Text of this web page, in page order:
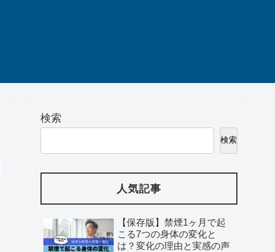
検索
検索
人気記事
【保存版】禁煙1ヶ月で起
こる7つの身体の変化と
は？変化の理由と実感の声